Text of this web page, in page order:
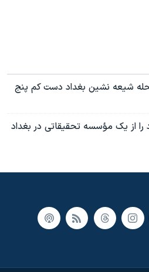
شيعه نشين بغداد دست کم پنج
از يک مؤسسه تحقيقاتی در بغداد